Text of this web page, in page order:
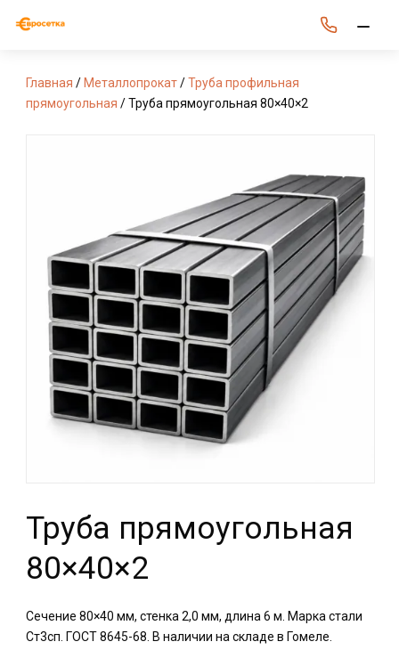
Главная / Металлопрокат/Труба профильная
прямоугольная / Труба прямоугольная 80×40×2
Труба прямоугольная
80×40×2
Сечение 80×40 мм, стенка 2,0 мм, длина 6 м. Марка стали
Ст3сп. ГОСТ 8645-68. В наличии на складе в Гомеле.